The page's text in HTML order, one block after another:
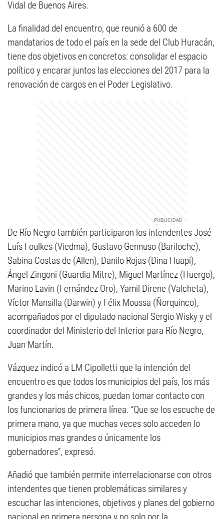
Vidal de Buenos Aires.
La finalidad del encuentro, que reunió a 600 de
mandatarios de todo el país en la sede del Club Huracán,
tiene dos objetivos en concretos: consolidar el espacio
político y encarar juntos las elecciones del 2017 para la
renovación de cargos en el Poder Legislativo.
De Río Negro también participaron los intendentes José
Luís Foulkes (Viedma), Gustavo Gennuso (Bariloche),
Sabina Costas de (Allen), Danilo Rojas (Dina Huapi),
Ángel Zingoni (Guardia Mitre), Miguel Martínez (Huergo),
Marino Lavin (Fernández Oro), Yamil Direne (Valcheta),
Víctor Mansilla (Darwin) y Félix Moussa (Ñorquinco),
acompañados por el diputado nacional Sergio Wisky y el
coordinador del Ministerio del Interior para Río Negro,
Juan Martín.
Vázquez indicó a LM Cipolletti que la intención del
encuentro es que todos los municipios del país, los más
grandes y los más chicos, puedan tomar contacto con
los funcionarios de primera línea. “Que se los escuche de
primera mano, ya que muchas veces solo acceden lo
municipios mas grandes o únicamente los
gobernadores”, expresó.
Añadió que también permite interrelacionarse con otros
intendentes que tienen problemáticas similares y
escuchar las intenciones, objetivos y planes del gobierno